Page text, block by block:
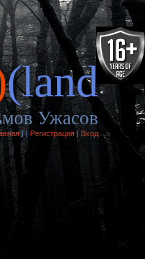
(land
Ужасов
| |Регистрация|Вход